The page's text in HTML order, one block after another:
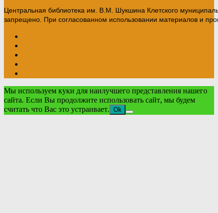
Центральная библиотека им. В.М. Шукшина Клетского
запрещено. При согласованном использовании материалов и
Мы используем куки для наилучшего представления нашего
сайта. Если Вы продолжите использовать сайт, мы будем
считать что Вас это устраивает. Ok